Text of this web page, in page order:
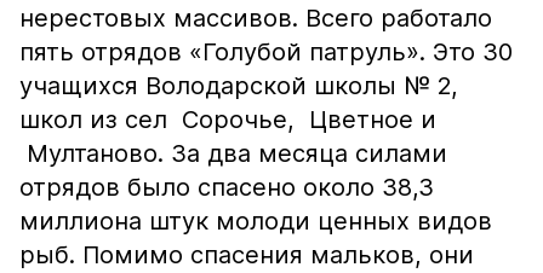
нерестовых массивов. Всего работало
пять отрядов «Голубой патруль». Это 30
учащихся Володарской школы № 2,
школ из сел Сорочье, Цветное и
Мултаново. За два месяца силами
отрядов было спасено около 38,3
миллиона штук молоди ценных видов
рыб. Помимо спасения мальков, они